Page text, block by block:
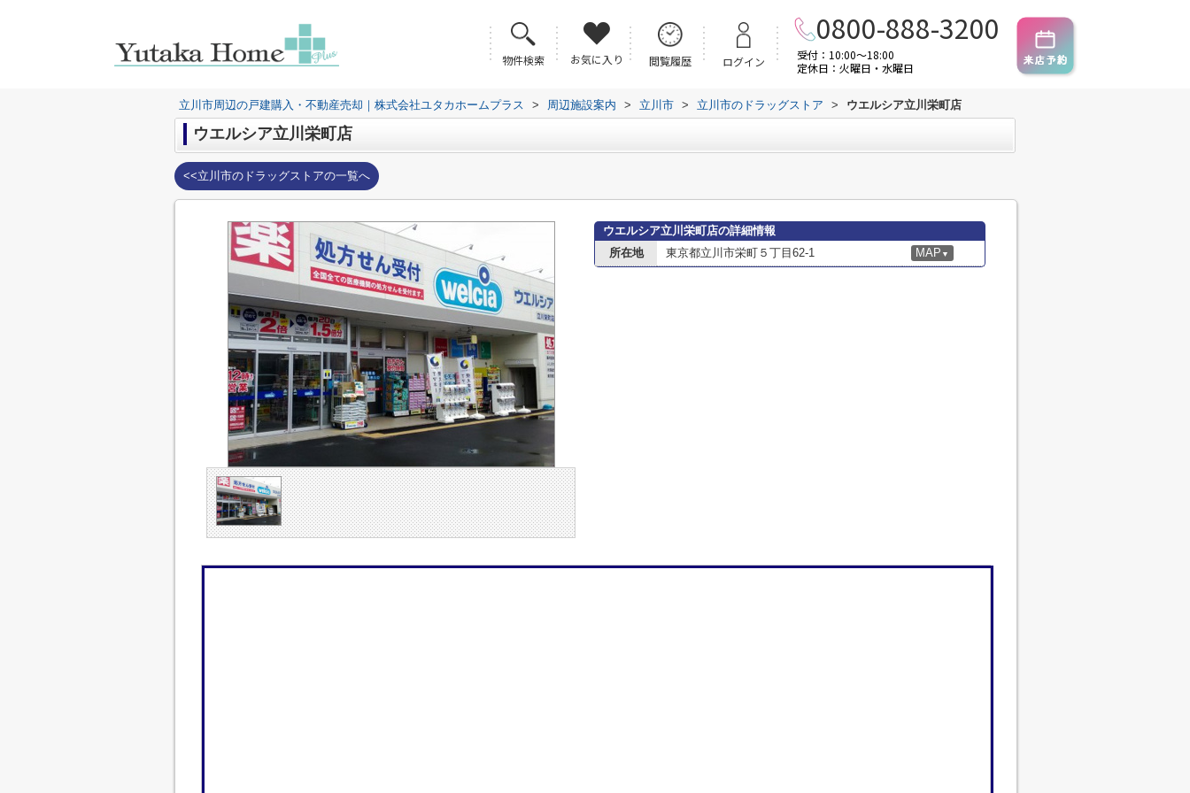
物件検索 お気に入り 閲覧履歴 ログイン
0800-888-3200
受付：10:00～18:00
定休日：火曜日・水曜日
立川市周辺の戸建購入・不動産売却｜株式会社ユタカホームプラス > 周辺施設案内 > 立川市 > 立川市のドラッグストア > ウエルシア立川栄町店
ウエルシア立川栄町店
<<立川市のドラッグストアの一覧へ
ウエルシア立川栄町店の詳細情報
所在地
東京都立川市栄町５丁目62-1 MAP ▼